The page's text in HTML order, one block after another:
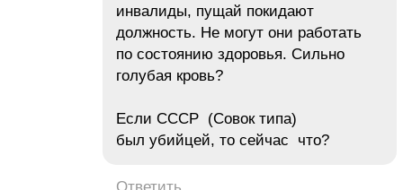
инвалиды, пущай покидают
должность. Не могут они работать
по состоянию здоровья. Сильно
голубая кровь?
Если СССР (Совок типа)
был убийцей, то сейчас что?
Ответить